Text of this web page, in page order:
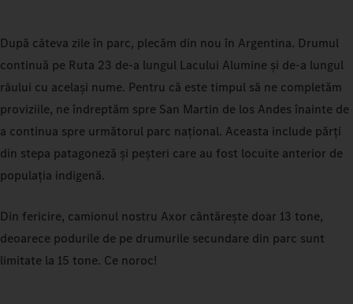
După câteva zile în parc, plecăm din nou în Argentina. Drumul
continuă pe Ruta 23 de-a lungul Lacului Alumine și de-a lungul
râului cu același nume. Pentru că este timpul să ne completăm
proviziile, ne îndreptăm spre San Martin de los Andes înainte de
a continua spre următorul parc național. Aceasta include părți
din stepa patagoneză și peșteri care au fost locuite anterior de
populația indigenă.
Din fericire, camionul nostru Axor cântărește doar 13 tone,
deoarece podurile de pe drumurile secundare din parc sunt
limitate la 15 tone. Ce noroc!